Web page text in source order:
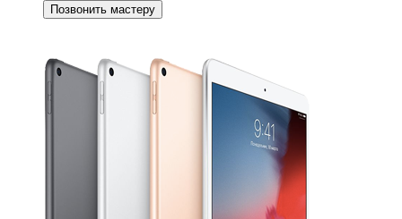
Позвонить мастеру